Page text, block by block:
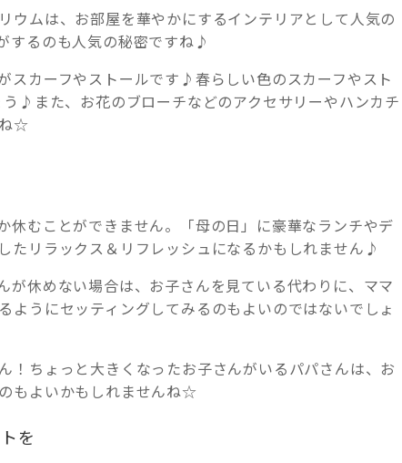
ウムは、お部屋を華やかにするインテリアとして人気の
するのも人気の秘密ですね♪
スカーフやストールです♪春らしい色のスカーフやスト
♪また、お花のブローチなどのアクセサリーやハンカチ
☆
休むことができません。「母の日」に豪華なランチやデ
たリラックス＆リフレッシュになるかもしれません♪
が休めない場合は、お子さんを見ている代わりに、ママ
ようにセッティングしてみるのもよいのではないでしょ
！ちょっと大きくなったお子さんがいるパパさんは、お
もよいかもしれませんね☆
を